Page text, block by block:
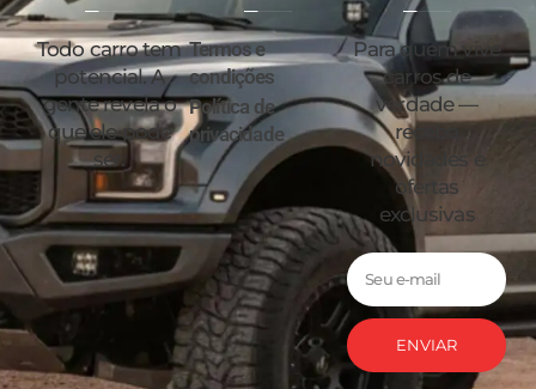
Todo carro tem
potencial. A
gente revela o
que ele pode
ser.
Termos e
condições
Política de
privacidade
Para quem vive
carros de
verdade —
receba
novidades e
ofertas
exclusivas
ENVIAR